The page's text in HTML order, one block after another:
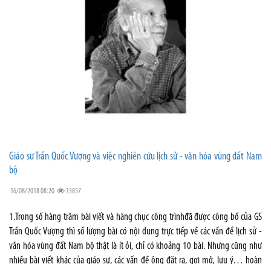
Giáo sư Trần Quốc Vượng và việc nghiên cứu lịch sử - văn hóa vùng đất Nam
bộ
16/08/2018 08:20 13857
1.Trong số hàng trăm bài viết và hàng chục công trìnhđã được công bố của GS
Trần Quốc Vượng thì số lượng bài có nội dung trực tiếp về các vấn đề lịch sử -
văn hóa vùng đất Nam bộ thật là ít ỏi, chỉ có khoảng 10 bài. Nhưng cũng như
nhiều bài viết khác của giáo sư, các vấn đề ông đặt ra, gợi mở, lưu ý… hoàn